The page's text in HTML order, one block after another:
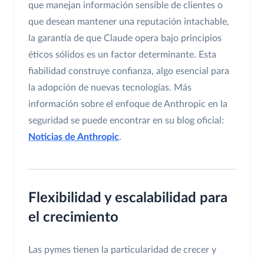
que manejan información sensible de clientes o
que desean mantener una reputación intachable,
la garantía de que Claude opera bajo principios
éticos sólidos es un factor determinante. Esta
fiabilidad construye confianza, algo esencial para
la adopción de nuevas tecnologías. Más
información sobre el enfoque de Anthropic en la
seguridad se puede encontrar en su blog oficial:
Noticias de Anthropic.
Flexibilidad y escalabilidad para
el crecimiento
Las pymes tienen la particularidad de crecer y